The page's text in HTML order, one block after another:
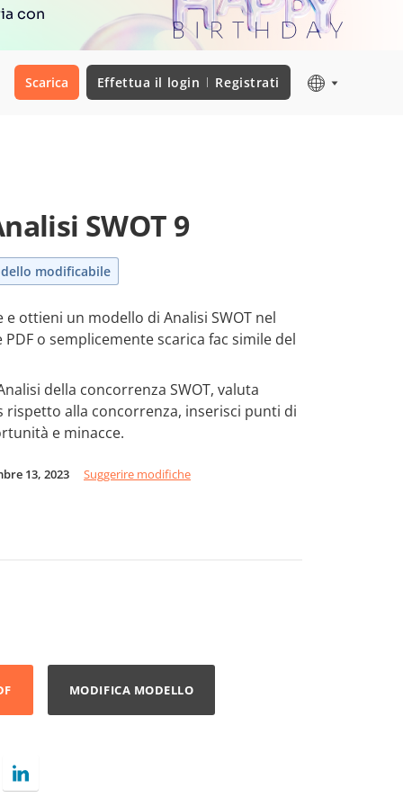
con
Scarica Effettua il login Registrati
SWOT 9
modificabile
ottieni un modello di Analisi SWOT nel
PDF o semplicemente scarica fac simile del
della concorrenza SWOT, valuta
rispetto alla concorrenza, inserisci punti di
e minacce.
13, 2023 Suggerire modifiche
MODIFICA MODELLO